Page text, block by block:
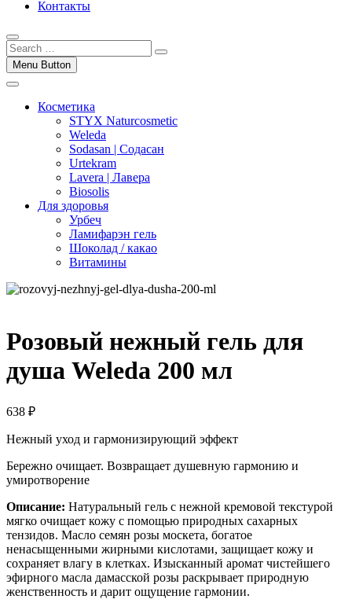
Контакты
Menu Button
Косметика
STYX Naturcosmetic
Weleda
Sodasan | Содасан
Urtekram
Lavera | Лавера
Biosolis
Для здоровья
Урбеч
Ламифарэн гель
Шоколад / какао
Витамины
Розовый нежный гель для
душа Weleda 200 мл
638 ₽
Нежный уход и гармонизирующий эффект
Бережно очищает. Возвращает душевную гармонию и
умиротворение
Описание: Натуральный гель с нежной кремовой текстурой
мягко очищает кожу с помощью природных сахарных
тензидов. Масло семян розы москета, богатое
ненасыщенными жирными кислотами, защищает кожу и
сохраняет влагу в клетках. Изысканный аромат чистейшего
эфирного масла дамасской розы раскрывает природную
женственность и дарит ощущение гармонии.